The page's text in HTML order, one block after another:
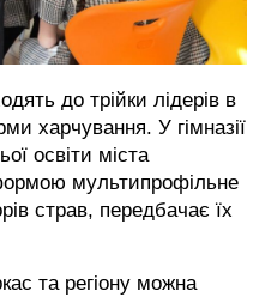
до трійки лідерів в
харчування. У гімназії
освіти міста
мультипрофільне
страв, передбачає їх
та регіону можна